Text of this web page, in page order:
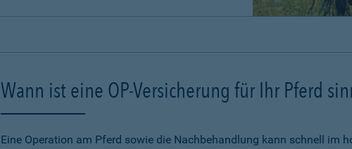
Wann ist eine OP-Versicherung für Ihr Pferd
Eine Operation am Pferd sowie die Nachbehandlung kann schnell im